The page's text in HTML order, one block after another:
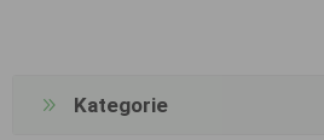
Kategorie